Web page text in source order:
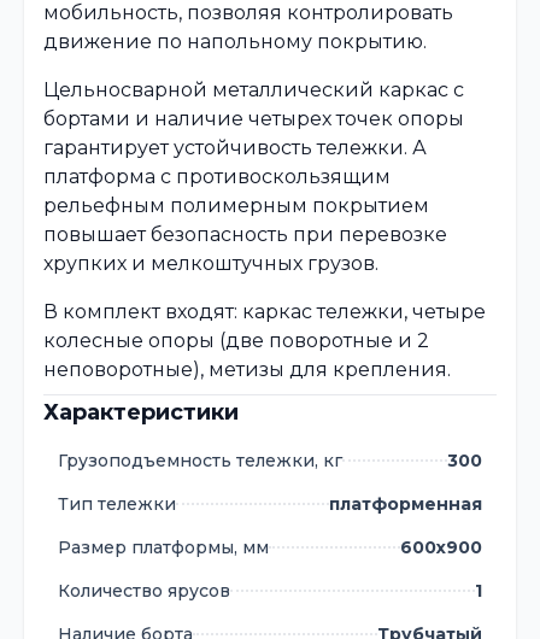
мобильность, позволяя контролировать
движение по напольному покрытию.
Цельносварной металлический каркас с
бортами и наличие четырех точек опоры
гарантирует устойчивость тележки. А
платформа с противоскользящим
рельефным полимерным покрытием
повышает безопасность при перевозке
хрупких и мелкоштучных грузов.
В комплект входят: каркас тележки, четыре
колесные опоры (две поворотные и 2
неповоротные), метизы для крепления.
Характеристики
Грузоподъемность тележки, кг
300
Тип тележки
платформенная
Размер платформы, мм
600х900
Количество ярусов
1
Наличие борта
Трубчатый